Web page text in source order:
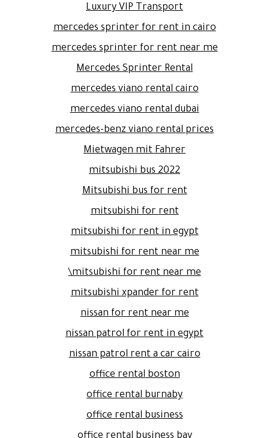
Luxury VIP Transport
mercedes sprinter for rent in cairo
mercedes sprinter for rent near me
Mercedes Sprinter Rental
mercedes viano rental cairo
mercedes viano rental dubai
mercedes-benz viano rental prices
Mietwagen mit Fahrer
mitsubishi bus 2022
Mitsubishi bus for rent
mitsubishi for rent
mitsubishi for rent in egypt
mitsubishi for rent near me
mitsubishi for rent near me\
mitsubishi xpander for rent
nissan for rent near me
nissan patrol for rent in egypt
nissan patrol rent a car cairo
office rental boston
office rental burnaby
office rental business